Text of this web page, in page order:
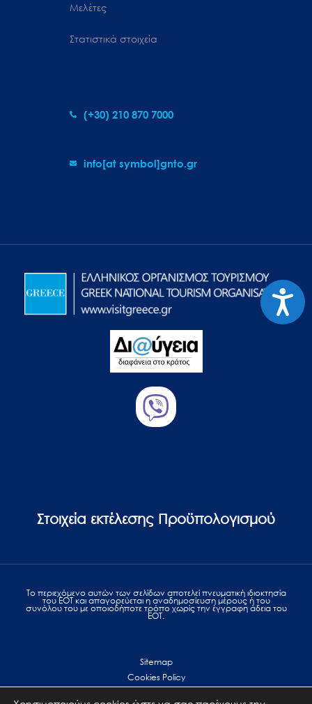
Μελέτες
Στατιστικά στοιχεία
(+30) 210 870 7000
info[at symbol]gnto.gr
Στοιχεία εκτέλεσης Προϋπολογισμού
Το περιεχόμενο αυτών των σελίδων αποτελεί πvευματική ιδιοκτησία
του ΕΟΤ και απαγορεύεται η αναδημοσίευση μέρους ή του
συνόλου του με οποιοδήποτε τρόπο χωρίς την έγγραφη άδεια του
ΕΟΤ.
Sitemap
Cookies Policy